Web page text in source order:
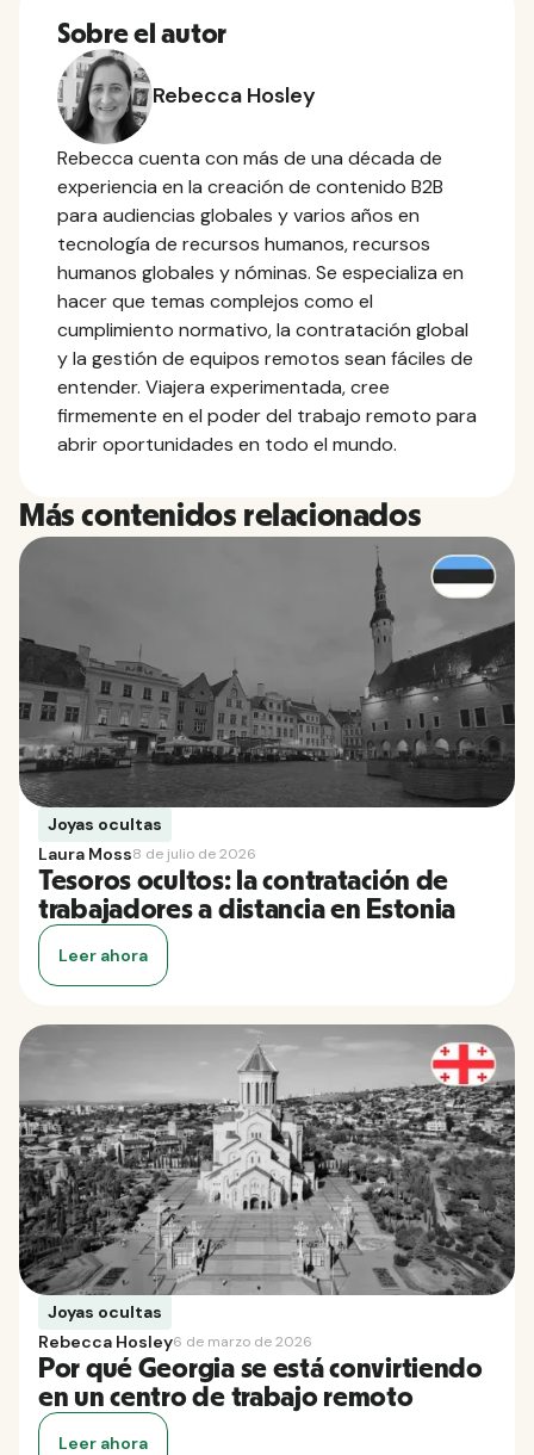
Sobre el autor
Rebecca Hosley
Rebecca cuenta con más de una década de
experiencia en la creación de contenido B2B
para audiencias globales y varios años en
tecnología de recursos humanos, recursos
humanos globales y nóminas. Se especializa en
hacer que temas complejos como el
cumplimiento normativo, la contratación global
y la gestión de equipos remotos sean fáciles de
entender. Viajera experimentada, cree
firmemente en el poder del trabajo remoto para
abrir oportunidades en todo el mundo.
Más contenidos relacionados
Joyas ocultas
Laura Moss8 de julio de 2026
Tesoros ocultos: la contratación de
trabajadores a distancia en Estonia
Leer ahora
Joyas ocultas
Rebecca Hosley6 de marzo de 2026
Por qué Georgia se está convirtiendo
en un centro de trabajo remoto
Leer ahora